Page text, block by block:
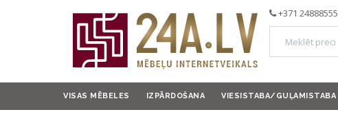
+371 24888555
VISAS MĒBELES IZPĀRDOŠANA VIESISTABA/GUĻAMISTABA